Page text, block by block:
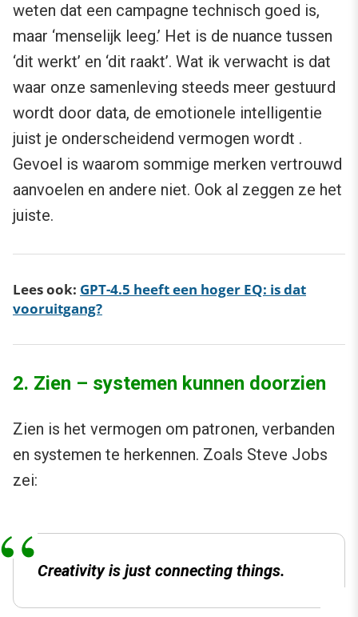
weten dat een campagne technisch goed is,
maar ‘menselijk leeg.’ Het is de nuance tussen
‘dit werkt’ en ‘dit raakt’. Wat ik verwacht is dat
waar onze samenleving steeds meer gestuurd
wordt door data, de emotionele intelligentie
juist je onderscheidend vermogen wordt .
Gevoel is waarom sommige merken vertrouwd
aanvoelen en andere niet. Ook al zeggen ze het
juiste.
Lees ook: GPT-4.5 heeft een hoger EQ: is dat
vooruitgang?
2. Zien – systemen kunnen doorzien
Zien is het vermogen om patronen, verbanden
en systemen te herkennen. Zoals Steve Jobs
zei:
Creativity is just connecting things.